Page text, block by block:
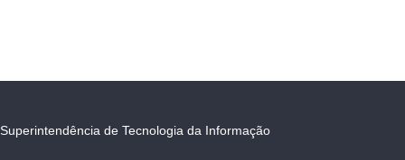
Superintendência de Tecnologia da Informação